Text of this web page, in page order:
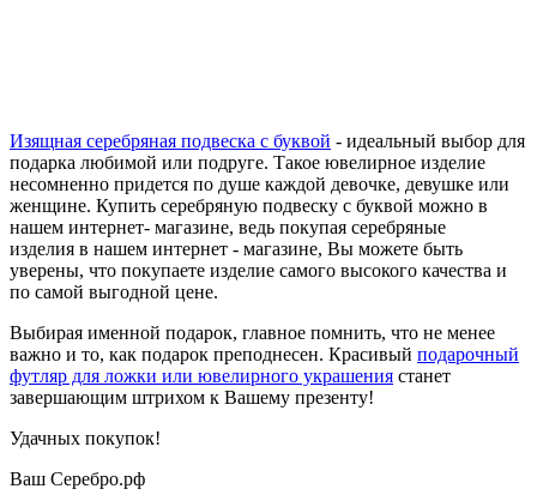
Изящная серебряная подвеска с буквой - идеальный выбор для
подарка любимой или подруге. Такое ювелирное изделие
несомненно придется по душе каждой девочке, девушке или
женщине. Купить серебряную подвеску с буквой можно в
нашем интернет- магазине, ведь покупая серебряные
изделия в нашем интернет - магазине, Вы можете быть
уверены, что покупаете изделие самого высокого качества и
по самой выгодной цене.
Выбирая именной подарок, главное помнить, что не менее
важно и то, как подарок преподнесен. Красивый подарочный
футляр для ложки или ювелирного украшения станет
завершающим штрихом к Вашему презенту!
Удачных покупок!
Ваш Серебро.рф